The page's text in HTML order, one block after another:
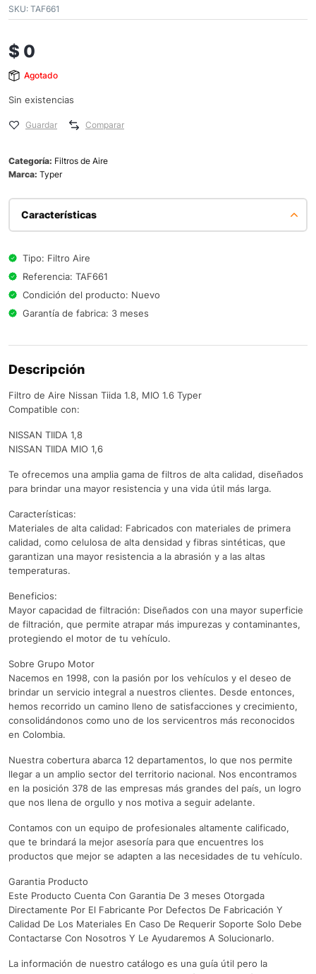
SKU: TAF661
$ 0
Agotado
Sin existencias
Guardar Comparar
Categoría: Filtros de Aire
Marca: Typer
Características
Tipo: Filtro Aire
Referencia: TAF661
Condición del producto: Nuevo
Garantía de fabrica: 3 meses
Descripción
Filtro de Aire Nissan Tiida 1.8, MIO 1.6 Typer
Compatible con:
NISSAN TIIDA 1,8
NISSAN TIIDA MIO 1,6
Te ofrecemos una amplia gama de filtros de alta calidad, diseñados
para brindar una mayor resistencia y una vida útil más larga.
Características:
Materiales de alta calidad: Fabricados con materiales de primera
calidad, como celulosa de alta densidad y fibras sintéticas, que
garantizan una mayor resistencia a la abrasión y a las altas
temperaturas.
Beneficios:
Mayor capacidad de filtración: Diseñados con una mayor superficie
de filtración, que permite atrapar más impurezas y contaminantes,
protegiendo el motor de tu vehículo.
Sobre Grupo Motor
Nacemos en 1998, con la pasión por los vehículos y el deseo de
brindar un servicio integral a nuestros clientes. Desde entonces,
hemos recorrido un camino lleno de satisfacciones y crecimiento,
consolidándonos como uno de los servicentros más reconocidos
en Colombia.
Nuestra cobertura abarca 12 departamentos, lo que nos permite
llegar a un amplio sector del territorio nacional. Nos encontramos
en la posición 378 de las empresas más grandes del país, un logro
que nos llena de orgullo y nos motiva a seguir adelante.
Contamos con un equipo de profesionales altamente calificado,
que te brindará la mejor asesoría para que encuentres los
productos que mejor se adapten a las necesidades de tu vehículo.
Garantia Producto
Este Producto Cuenta Con Garantia De 3 meses Otorgada
Directamente Por El Fabricante Por Defectos De Fabricación Y
Calidad De Los Materiales En Caso De Requerir Soporte Solo Debe
Contactarse Con Nosotros Y Le Ayudaremos A Solucionarlo.
La información de nuestro catálogo es una guía útil pero la